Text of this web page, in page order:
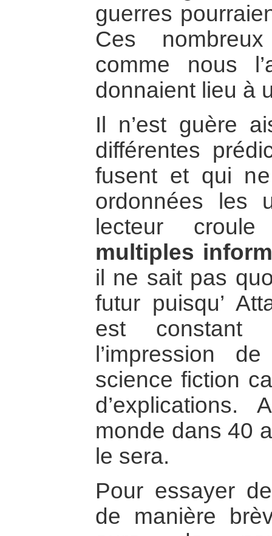
guerres
Ces
comme nous
donnaient lieu à
Il n’est guère
différentes
fusent et qui
ordonnées les
lecteur
multiples
il ne sait pas
futur puisqu’
est
l’impression
science fiction
monde dans 40
le sera.
Pour essayer
de manière